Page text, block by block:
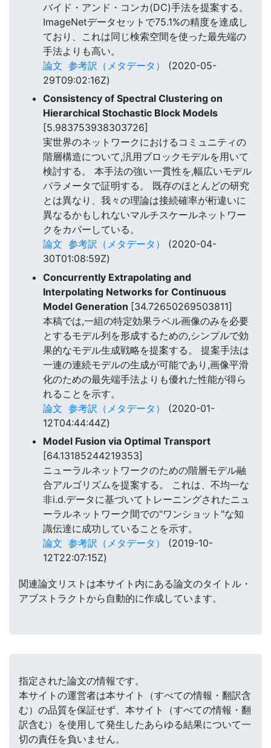
バイド・アンド・コンカ(DC)手法を提案する。
ImageNetデータセットで75.1%の精度を達成し
ており、これは同じ検索空間を使った最先端の
手法よりも高い。
論文 参考訳（メタデータ）
(2020-05-
29T09:02:16Z)
Consistency of Spectral Clustering on
Hierarchical Stochastic Block Models
[5.983753938303726]
実世界のネットワークにおけるコミュニティの
階層構造について,汎用ブロックモデルを用いて
検討する。 本手法の強い一貫性を,幅広いモデル
パラメータで証明する。 既存のほとんどの研究
とは異なり、我々の理論は接続確率が桁違いに
異なるかもしれないマルチスケールネットワー
クをカバーしている。
論文 参考訳（メタデータ）
(2020-04-
30T01:08:59Z)
Concurrently Extrapolating and
Interpolating Networks for Continuous
Model Generation [34.72650269503811]
本稿では,一組の特定効果ラベル画像のみを必要
とするモデル列を形成するための,シンプルで効
果的なモデル生成戦略を提案する。 提案手法は
一連の連続モデルの生成が可能であり,画像平滑
化のための最先端手法よりも優れた性能が得ら
れることを示す。
論文 参考訳（メタデータ）
(2020-01-
12T04:44:44Z)
Model Fusion via Optimal Transport
[64.13185244219353]
ニューラルネットワークのための階層モデル融
合アルゴリズムを提案する。 これは、不均一な
非i.d.データに基づいてトレーニングされたニュ
ーラルネットワーク間での"ワンショット"な知
識伝達に成功していることを示す。
論文 参考訳（メタデータ）
(2019-10-
12T22:07:15Z)
関連論文リストは本サイト内にある論文のタイトル・
アブストラクトから自動的に作成しています。
指定された論文の情報です。
本サイトの運営者は本サイト（すべての情報・翻訳含
む）の品質を保証せず、本サイト（すべての情報・翻
訳含む）を使用して発生したあらゆる結果について一
切の責任を負いません。